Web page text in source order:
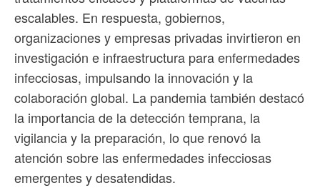
escalables. En respuesta, gobiernos,
organizaciones y empresas privadas invirtieron en
investigación e infraestructura para enfermedades
infecciosas, impulsando la innovación y la
colaboración global. La pandemia también destacó
la importancia de la detección temprana, la
vigilancia y la preparación, lo que renovó la
atención sobre las enfermedades infecciosas
emergentes y desatendidas.